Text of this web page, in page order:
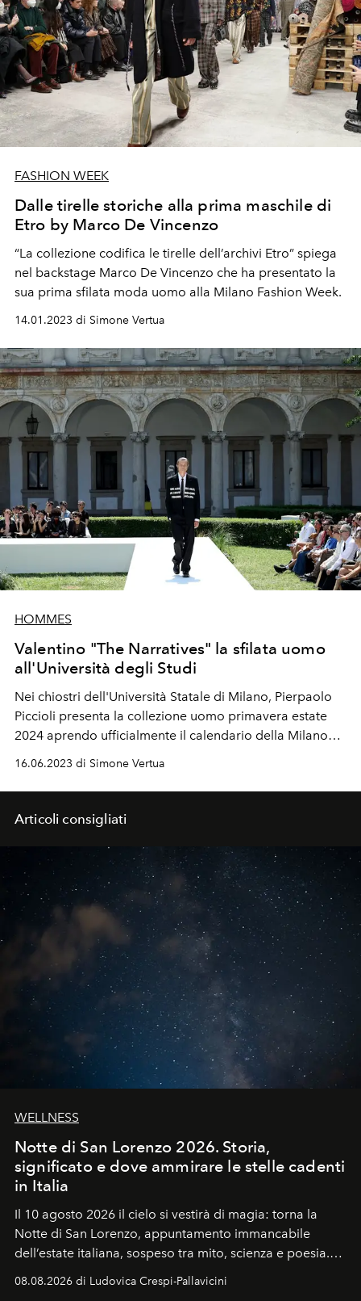
FASHION WEEK
Dalle tirelle storiche alla prima maschile di
Etro by Marco De Vincenzo
“La collezione codifica le tirelle dell’archivi Etro” spiega
nel backstage Marco De Vincenzo che ha presentato la
sua prima sfilata moda uomo alla Milano Fashion Week.
14.01.2023 di Simone Vertua
HOMMES
Valentino "The Narratives" la sfilata uomo
all'Università degli Studi
Nei chiostri dell'Università Statale di Milano, Pierpaolo
Piccioli presenta la collezione uomo primavera estate
2024 aprendo ufficialmente il calendario della Milano
Fashion Week. In front row tra gli
della Maison Yang Yang.
16.06.2023 di Simone Vertua
Articoli consigliati
WELLNESS
Notte di San Lorenzo 2026. Storia,
significato e dove ammirare le stelle cadenti
in Italia
Il 10 agosto 2026 il cielo si vestirà di magia: torna la
Notte di San Lorenzo, appuntamento immancabile
dell’estate italiana, sospeso tra mito, scienza e poesia.
Sarà il momento in cui gli occhi si alzano verso la volta
celeste per seguire il passaggio delle
08.08.2026 di Ludovica Crespi-Pallavicini